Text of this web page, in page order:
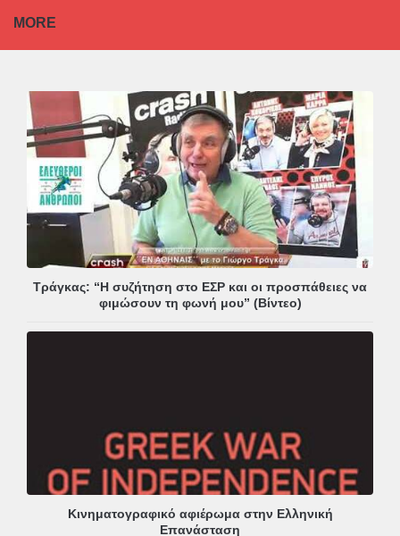
MORE
Τράγκας: “Η συζήτηση στο ΕΣΡ και οι προσπάθειες να
φιμώσουν τη φωνή μου” (Βίντεο)
Κινηματογραφικό αφιέρωμα στην Ελληνική
Επανάσταση